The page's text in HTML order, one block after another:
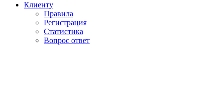
Клиенту
Правила
Регистрация
Статистика
Вопрос ответ